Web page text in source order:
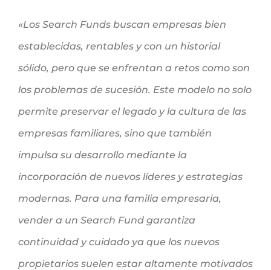
«Los Search Funds buscan empresas bien
establecidas, rentables y con un historial
sólido, pero que se enfrentan a retos como son
los problemas de sucesión. Este modelo no solo
permite preservar el legado y la cultura de las
empresas familiares, sino que también
impulsa su desarrollo mediante la
incorporación de nuevos líderes y estrategias
modernas. Para una familia empresaria,
vender a un Search Fund garantiza
continuidad y cuidado ya que los nuevos
propietarios suelen estar altamente motivados